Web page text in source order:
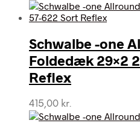
Schwalbe -one
Foldedæk 29×2
Reflex
415,00 kr.